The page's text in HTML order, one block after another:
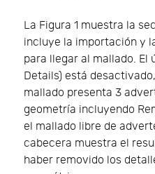
La Figura 1 muestra la
incluye la importación y
para llegar al mallado. El
Details) está
mallado presenta 3
geometría incluyendo
el mallado libre de
cabecera muestra el
haber removido los